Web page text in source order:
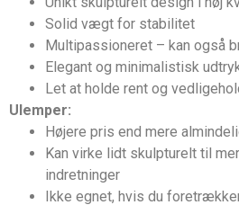
Solid vægt for stabilitet
Multipassioneret – kan også
Elegant og minimalistisk
Let at holde rent og
Ulemper:
Højere pris end mere
Kan virke lidt skulpturelt til
indretninger
Ikke egnet, hvis du